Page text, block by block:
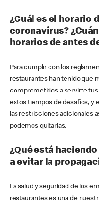
¿Cuál es el horario
coronavirus?
horarios de antes
Para cumplir con los
restaurantes han tenido que
comprometidos a servirte tus
estos tiempos de desafíos, y
las restricciones adicionales
podemos quitarlas.
¿Qué está
a evitar la
La salud y seguridad de los
restaurantes es una de